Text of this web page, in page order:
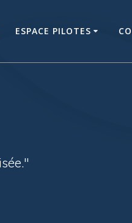
ESPACE PILOTES